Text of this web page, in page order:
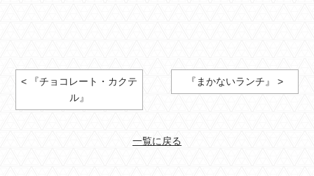
< 『チョコレート・カクテ
ル』
『まかないランチ』 >
一覧に戻る